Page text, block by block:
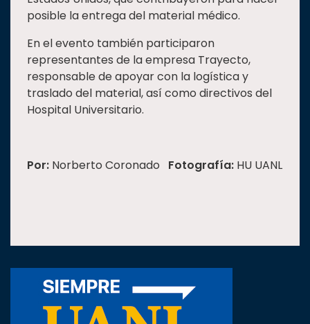
posible la entrega del material médico.
En el evento también participaron
representantes de la empresa Trayecto,
responsable de apoyar con la logística y
traslado del material, así como directivos del
Hospital Universitario.
Por: Norberto Coronado Fotografía: HU UANL